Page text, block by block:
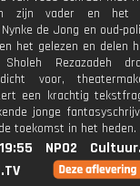
zijn vader en het
de Jong en oud-
het gelezen en delen
Rezazadeh
voor,
een krachtig
jonge
toekomst in het heden.
NPO2